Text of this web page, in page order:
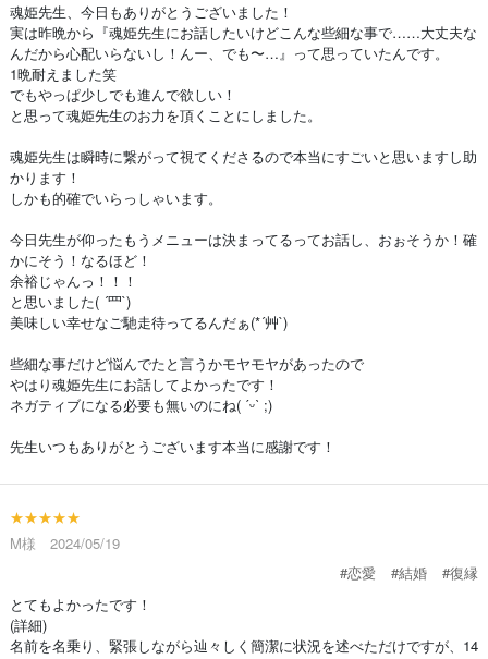
魂姫先生、今日もありがとうございました！
実は昨晩から『魂姫先生にお話したいけどこんな些細な事で……大丈夫な
んだから心配いらないし！んー、でも〜…』って思っていたんです。
1晩耐えました笑
でもやっぱ少しでも進んで欲しい！
と思って魂姫先生のお力を頂くことにしました。
魂姫先生は瞬時に繋がって視てくださるので本当にすごいと思いますし助
かります！
しかも的確でいらっしゃいます。
今日先生が仰ったもうメニューは決まってるってお話し、おぉそうか！確
かにそう！なるほど！
余裕じゃんっ！！！
と思いました( ´罒`)
美味しい幸せなご馳走待ってるんだぁ(*´艸`)
些細な事だけど悩んでたと言うかモヤモヤがあったので
やはり魂姫先生にお話してよかったです！
ネガティブになる必要も無いのにね( ˊᵕˋ ;)
先生いつもありがとうございます本当に感謝です！
★★★★★
M様 2024/05/19
#恋愛
#結婚
#復縁
とてもよかったです！
(詳細)
名前を名乗り、緊張しながら辿々しく簡潔に状況を述べただけですが、14